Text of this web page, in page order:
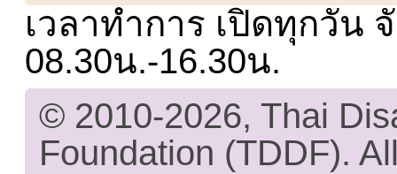
เวลาทำการ เปิดทุกวัน
08.30น.-16.30น.
© 2010-2026, Thai
Foundation (TDDF).